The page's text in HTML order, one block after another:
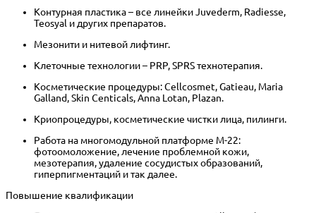
Контурная пластика – все линейки Juvederm, Radiesse,
Teosyal и других препаратов.
Мезонити и нитевой лифтинг.
Клеточные технологии – PRP, SPRS технотерапия.
Косметические процедуры: Cellcosmet, Gatieau, Maria
Galland, Skin Centicals, Anna Lotan, Plazan.
Криопроцедуры, косметические чистки лица, пилинги.
Работа на многомодульной платформе M-22:
фотоомоложение, лечение проблемной кожи,
мезотерапия, удаление сосудистых образований,
гиперпигментаций и так далее.
Повышение квалификации